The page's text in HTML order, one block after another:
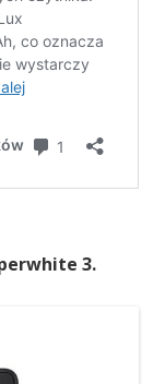
3.